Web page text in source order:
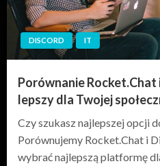
DISCORD IT
Porównanie
lepszy dla Twojej
Czy szukasz najlepszej opcji
Porównujemy Rocket.Chat i
wybrać najlepszą platformę